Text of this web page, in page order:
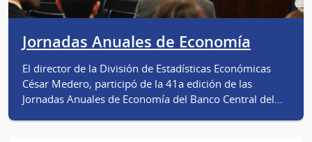
Jornadas Anuales de Economía
El director de la División de Estadísticas Económicas
César Medero, participó de la 41a edición de las
Jornadas Anuales de Economía del Banco Central del…